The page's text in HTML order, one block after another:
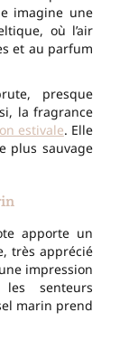
imagine une
où l’air
et au parfum
presque
la fragrance
estivale. Elle
plus sauvage
apporte un
très apprécié
impression
senteurs
marin prend